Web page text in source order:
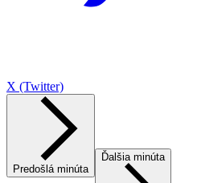
X (Twitter)
Predošlá minúta
Ďalšia minúta